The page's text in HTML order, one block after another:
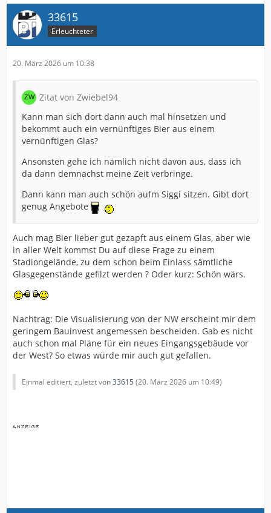
33615
Erleuchteter
20. März 2026 um 10:38
Zitat von Zwiebel94
Kann man sich dort dann auch mal hinsetzen und
bekommt auch ein vernünftiges Bier aus einem
vernünftigen Glas?
Ansonsten gehe ich nämlich nicht davon aus, dass ich
da dann demnächst meine Zeit verbringe.
Dann kann man auch schön aufm Siggi sitzen. Gibt dort
genug Angebote
Auch mag Bier lieber gut gezapft aus einem Glas, aber wie
in aller Welt kommst Du auf diese Frage zu einem
Stadiongelände, zu dem schon beim Einlass sämtliche
Glasgegenstände gefilzt werden ? Oder kurz: Schön wärs.
Nachtrag: Die Visualisierung von der NW erscheint mir dem
geringem Bauinvest angemessen bescheiden. Gab es nicht
auch schon mal Pläne für ein neues Eingangsgebäude vor
der West? So etwas würde mir auch gut gefallen.
Einmal editiert, zuletzt von33615 (20. März 2026 um 10:49)